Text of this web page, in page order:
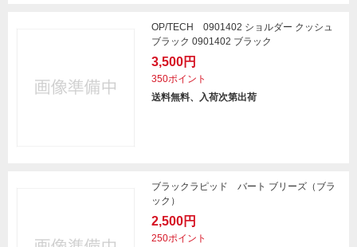
OP/TECH 0901402 ショルダー クッシュ
ブラック 0901402 ブラック
3,500円
350ポイント
送料無料、入荷次第出荷
ブラックラピッド バート ブリーズ（ブラ
ック）
2,500円
250ポイント